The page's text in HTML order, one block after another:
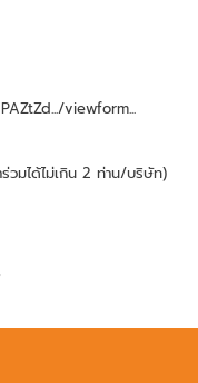
viewform...
วมได้ไม่เกิน 2 ท่าน/บริษัท)